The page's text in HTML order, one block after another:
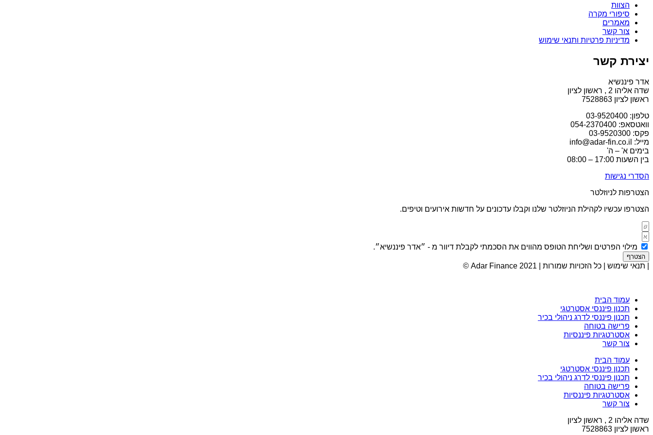
הצוות
סיפורי מקרה
מאמרים
צור קשר
מדיניות פרטיות ותנאי שימוש
יצירת קשר
אדר פיננשיא
שדה אליהו 2 , ראשון לציון
ראשון לציון 7528863
טלפון: 03-9520400
וואטסאפ: 054-2370400
פקס: 03-9520300
מייל: info@adar-fin.co.il
בימים א' – ה'
בין השעות 17:00 – 08:00
הסדרי נגישות
הצטרפות לניוזלטר
הצטרפו עכשיו לקהילת הניוזלטר שלנו וקבלו עדכונים על חדשות אירועים וטיפים.
מילוי הפרטים ושליחת הטופס מהווים את הסכמתי לקבלת דיוור מ - ״אדר פיננשיא״.
הצטרף
| תנאי שימוש | כל הזכויות שמורות | Adar Finance 2021 ©
עמוד הבית
תכנון פיננסי אסטרטגי
תכנון פיננסי לדרג ניהולי בכיר
פרישה בטוחה
אסטרטגיות פיננסיות
צור קשר
עמוד הבית
תכנון פיננסי אסטרטגי
תכנון פיננסי לדרג ניהולי בכיר
פרישה בטוחה
אסטרטגיות פיננסיות
צור קשר
שדה אליהו 2 , ראשון לציון
ראשון לציון 7528863